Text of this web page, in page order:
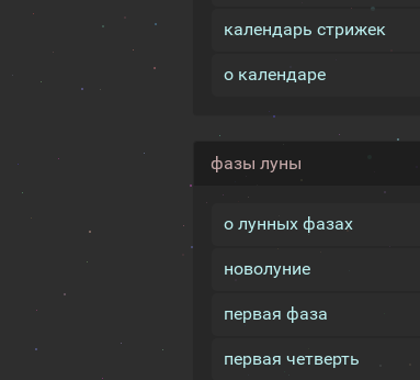
календарь стрижек
о календаре
фазы луны
о лунных фазах
новолуние
первая фаза
первая четверть